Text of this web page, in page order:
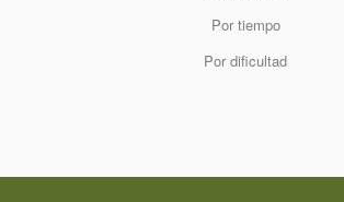
Por tiempo
Por dificultad